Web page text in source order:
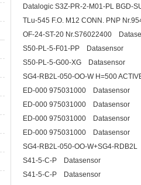
Datalogic S3Z-PR-2-M01-PL BGD-
TLu-545 F.O. M12 CONN. PNP
OF-24-ST-20 Nr.S76022400
S50-PL-5-F01-PP Datasensor
S50-PL-5-G00-XG Datasensor
SG4-RB2L-050-OO-W H=500
ED-000 975031000 Datasensor
ED-000 975031000 Datasensor
ED-000 975031000 Datasensor
ED-000 975031000 Datasensor
SG4-RB2L-050-OO-W+SG4-
S41-5-C-P Datasensor
S41-5-C-P Datasensor